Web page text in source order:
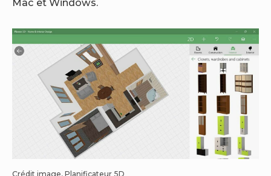
Mac et Windows.
Crédit image, Planificateur 5D